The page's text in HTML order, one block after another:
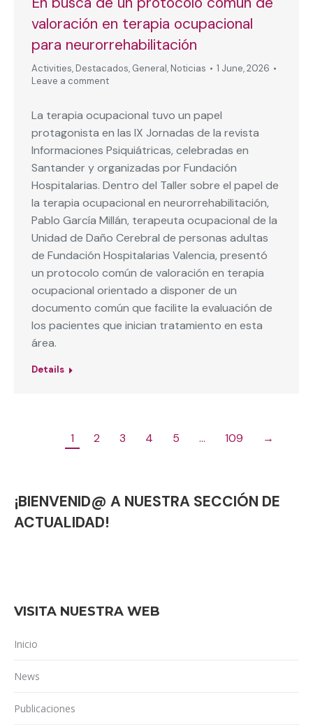
valoración en terapia ocupacional
para neurorrehabilitación
Activities, Destacados, General, Noticias
1 June, 2026
Leave a comment
La terapia ocupacional tuvo un papel
protagonista en las IX Jornadas de la revista
Informaciones Psiquiátricas, celebradas en
Santander y organizadas por Fundación
Hospitalarias. Dentro del Taller sobre el papel de
la terapia ocupacional en neurorrehabilitación,
Pablo García Millán, terapeuta ocupacional de la
Unidad de Daño Cerebral de personas adultas
de Fundación Hospitalarias Valencia, presentó
un protocolo común de valoración en terapia
ocupacional orientado a disponer de un
documento común que facilite la evaluación de
los pacientes que inician tratamiento en esta
área.
Details
1 2 3 4 5 … 109 →
¡BIENVENID@ A NUESTRA SECCIÓN DE
ACTUALIDAD!
VISITA NUESTRA WEB
Inicio
News
Publicaciones